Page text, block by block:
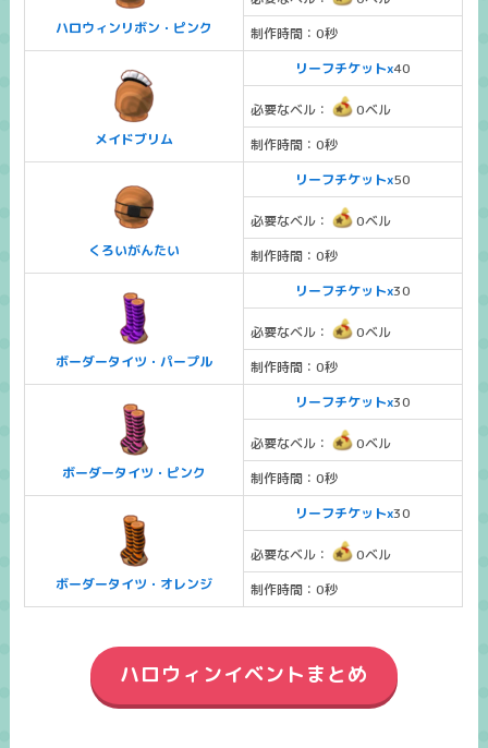
ハロウィンリボン・ピンク
制作時間：0秒
メイドブリム
リーフチケットx40
必要なベル：
0ベル
制作時間：0秒
くろいがんたい
リーフチケットx50
必要なベル：
0ベル
制作時間：0秒
ボーダータイツ・パープル
リーフチケットx30
必要なベル：
0ベル
制作時間：0秒
ボーダータイツ・ピンク
リーフチケットx30
必要なベル：
0ベル
制作時間：0秒
ボーダータイツ・オレンジ
リーフチケットx30
必要なベル：
0ベル
制作時間：0秒
ハロウィンイベントまとめ